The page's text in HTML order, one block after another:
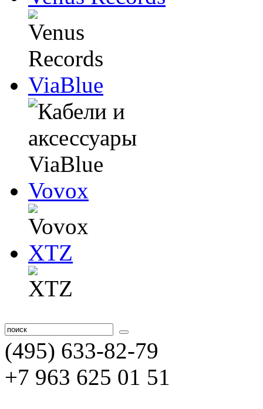
ViaBlue
Vovox
XTZ
(495) 633-82-79
+7 963 625 01 51